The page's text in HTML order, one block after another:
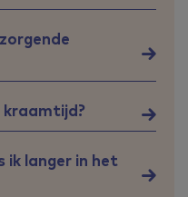
kraamtijd?
ik langer in het